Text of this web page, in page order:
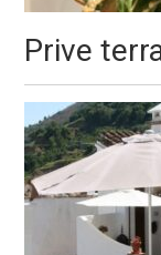
Prive